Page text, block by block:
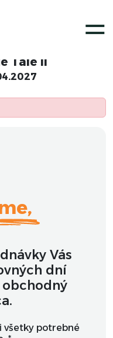
Tále II
Vás
dní
všetky potrebné